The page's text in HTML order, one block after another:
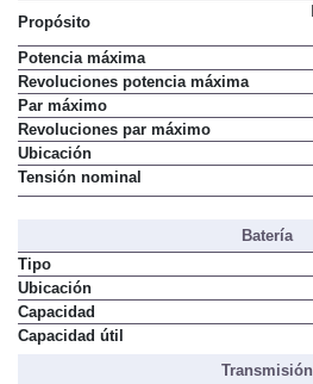
Propósito
Potencia máxima
Revoluciones potencia máxima
Par máximo
Revoluciones par máximo
Ubicación
Tensión nominal
Batería
Tipo
Ubicación
Capacidad
Capacidad útil
Transmisión